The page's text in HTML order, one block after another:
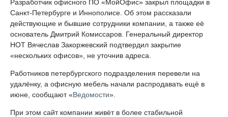
Разработчик офисного ПО «МойОфис» закрыл площадки в
Санкт-Петербурге и Иннополисе. Об этом рассказали
действующие и бывшие сотрудники компании, а также её
основатель Дмитрий Комиссаров. Генеральный директор
НОТ Вячеслав Закоржевский подтвердил закрытие
«нескольких офисов», не уточнив адреса.
Работников петербургского подразделения перевели на
удалёнку, а офисную мебель начали распродавать ещё в
июне, сообщают «Ведомости».
При этом сайт компании живёт в более стабильной